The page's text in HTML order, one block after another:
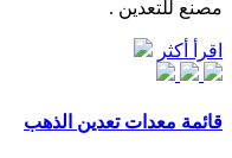
مصنع للتعدين .
اقرأ أكثر
قائمة معدات تعدين الذهب